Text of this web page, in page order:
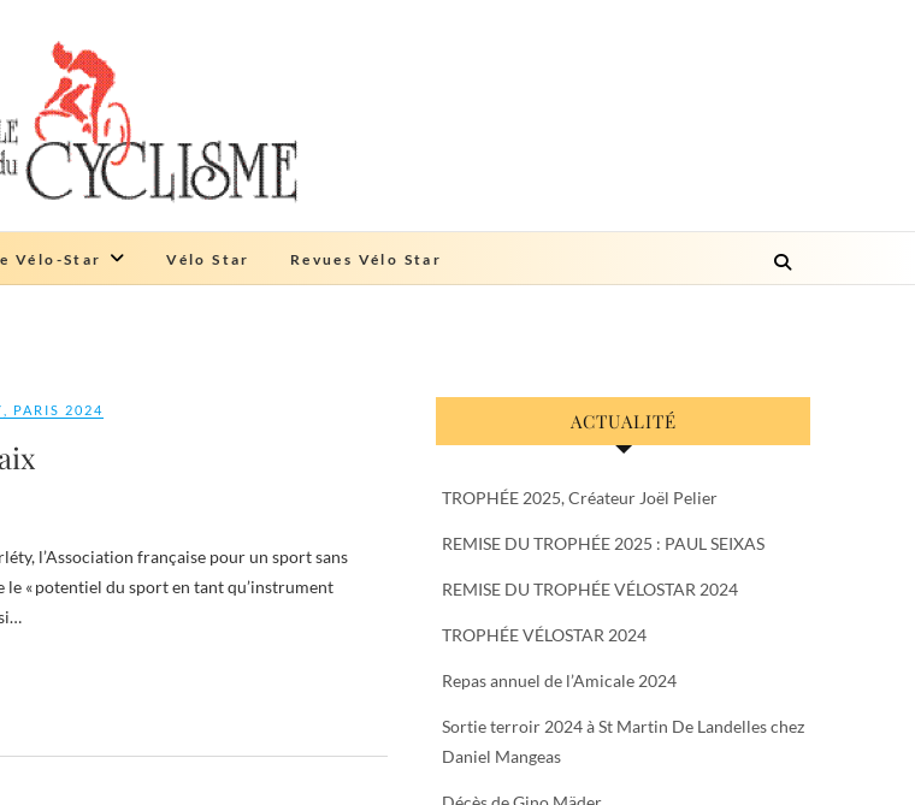
cyclisme
Vélo-Star Vélo Star Revues Vélo Star
PARIS 2024
« potentiel du sport en tant qu’instrument
ACTUALITÉ
TROPHÉE 2025, Créateur Joël Pelier
REMISE DU TROPHÉE 2025 : PAUL SEIXAS
REMISE DU TROPHÉE VÉLOSTAR 2024
TROPHÉE VÉLOSTAR 2024
Repas annuel de l’Amicale 2024
Sortie terroir 2024 à St Martin De Landelles chez
Daniel Mangeas